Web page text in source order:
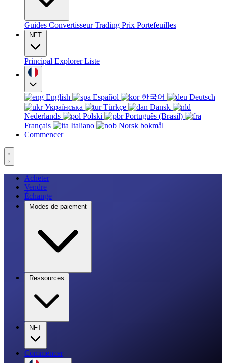
Guides ConvertisseurTrading Prix Portefeuilles
NFT
Principal ExplorerListe
English Español 한국어
Deutsch
Українська
Türkçe
Dansk
Nederlands
Polski
Português (Brasil)
Français
Italiano
Norsk bokmål
Commencer
Acheter
Vendre
Échange
Modes de paiement
Ressources
NFT
Commencer